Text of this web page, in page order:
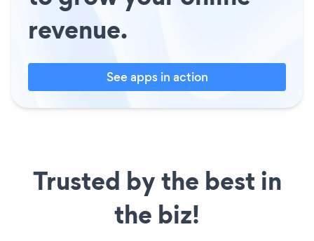
revenue.
See apps in action
Trusted by the best in
the biz!